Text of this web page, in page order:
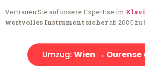
Vertrauen Sie auf unsere Expertise im
wertvolles Instrument sicherab 200€ zu
Umzug: Wien → Ourense